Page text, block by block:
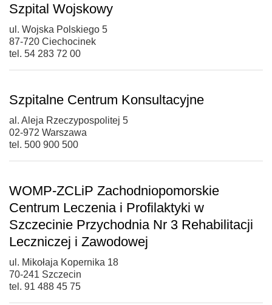
Szpital Wojskowy
ul. Wojska Polskiego 5
87-720 Ciechocinek
tel. 54 283 72 00
Szpitalne Centrum Konsultacyjne
al. Aleja Rzeczypospolitej 5
02-972 Warszawa
tel. 500 900 500
WOMP-ZCLiP Zachodniopomorskie
Centrum Leczenia i Profilaktyki w
Szczecinie Przychodnia Nr 3 Rehabilitacji
Leczniczej i Zawodowej
ul. Mikołaja Kopernika 18
70-241 Szczecin
tel. 91 488 45 75